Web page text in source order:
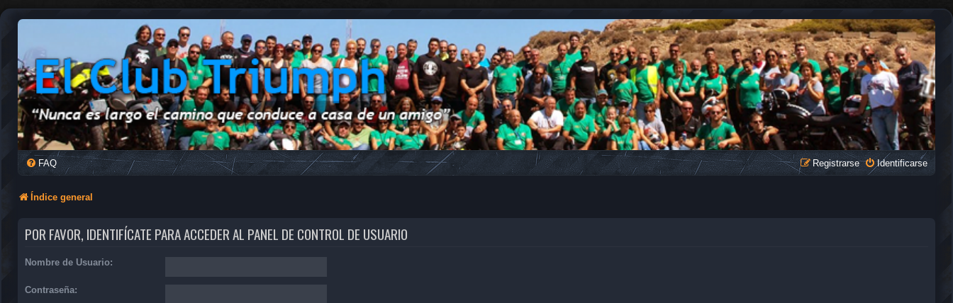
FAQ Identificarse
Registrarse
Índice general
POR FAVOR, IDENTIFÍCATE PARA ACCEDER AL PANEL DE CONTROL DE USUARIO
Nombre de Usuario:
Contraseña: